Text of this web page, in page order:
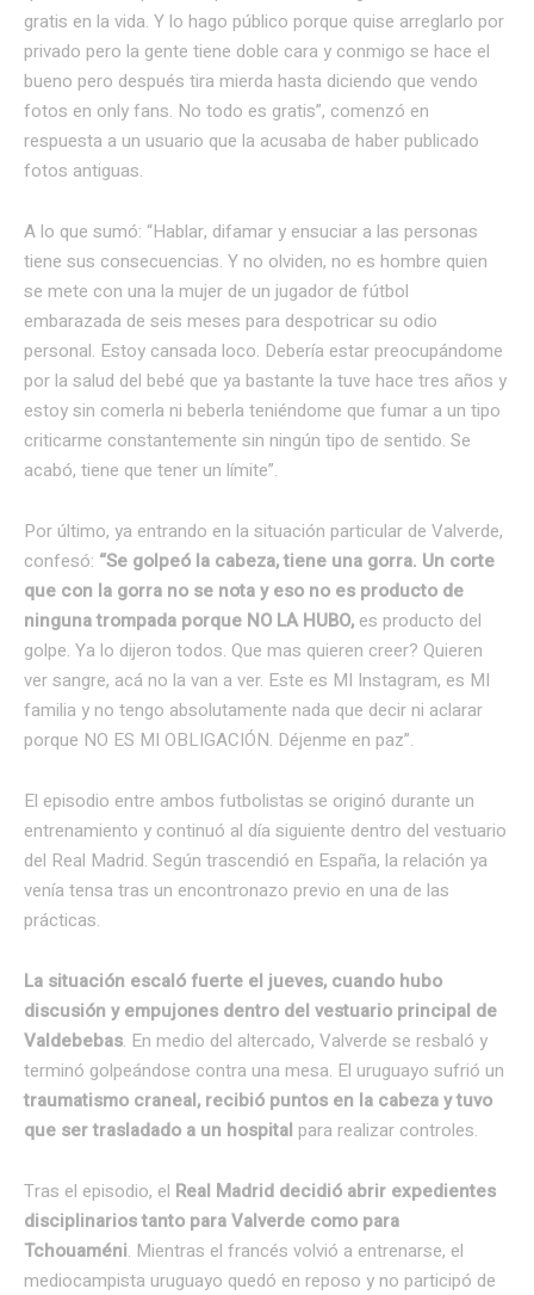
gratis en la vida. Y lo hago público porque quise arreglarlo por
privado pero la gente tiene doble cara y conmigo se hace el
bueno pero después tira mierda hasta diciendo que vendo
fotos en only fans. No todo es gratis”, comenzó en
respuesta a un usuario que la acusaba de haber publicado
fotos antiguas.
A lo que sumó: “Hablar, difamar y ensuciar a las personas
tiene sus consecuencias. Y no olviden, no es hombre quien
se mete con una la mujer de un jugador de fútbol
embarazada de seis meses para despotricar su odio
personal. Estoy cansada loco. Debería estar preocupándome
por la salud del bebé que ya bastante la tuve hace tres años y
estoy sin comerla ni beberla teniéndome que fumar a un tipo
criticarme constantemente sin ningún tipo de sentido. Se
acabó, tiene que tener un límite”.
Por último, ya entrando en la situación particular de Valverde,
confesó: “Se golpeó la cabeza, tiene una gorra. Un corte
que con la gorra no se nota y eso no es producto de
ninguna trompada porque NO LA HUBO, es producto del
golpe. Ya lo dijeron todos. Que mas quieren creer? Quieren
ver sangre, acá no la van a ver. Este es MI Instagram, es MI
familia y no tengo absolutamente nada que decir ni aclarar
porque NO ES MI OBLIGACIÓN. Déjenme en paz”.
El episodio entre ambos futbolistas se originó durante un
entrenamiento y continuó al día siguiente dentro del vestuario
del Real Madrid. Según trascendió en España, la relación ya
venía tensa tras un encontronazo previo en una de las
prácticas.
La situación escaló fuerte el jueves, cuando hubo
discusión y empujones dentro del vestuario principal de
Valdebebas. En medio del altercado, Valverde se resbaló y
terminó golpeándose contra una mesa. El uruguayo sufrió un
traumatismo craneal, recibió puntos en la cabeza y tuvo
que ser trasladado a un hospital para realizar controles.
Tras el episodio, el Real Madrid decidió abrir expedientes
disciplinarios tanto para Valverde como para
Tchouaméni. Mientras el francés volvió a entrenarse, el
mediocampista uruguayo quedó en reposo y no participó de